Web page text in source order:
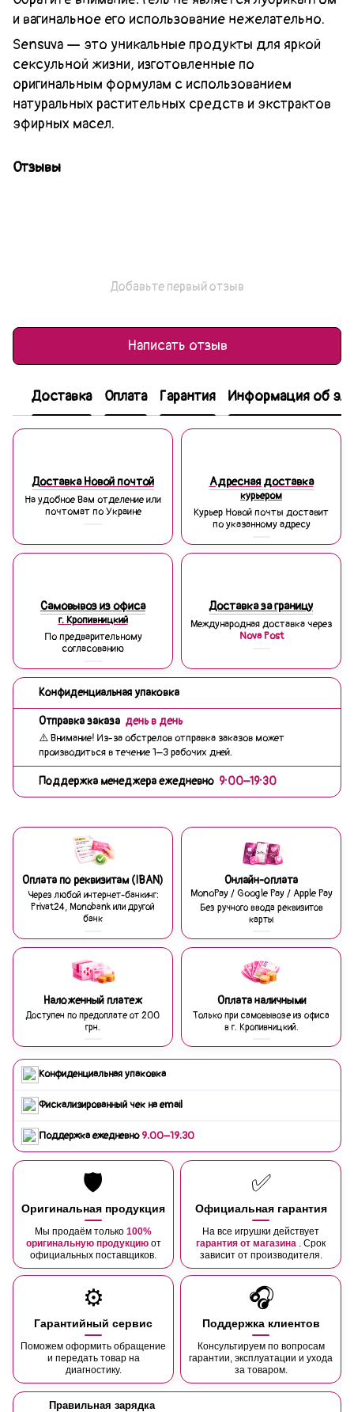
и вагинальное его использование нежелательно.
Sensuva — это уникальные продукты для яркой
сексульной жизни, изготовленные по
оригинальным формулам с использованием
натуральных растительных средств и экстрактов
эфирных масел.
Отзывы
Добавьте первый отзыв
Написать отзыв
Доставка Оплата Гарантия Информация об
Доставка Новой почтой
На удобное Вам отделение или
почтомат по Украине
Адресная доставка
курьером
Курьер Новой почты доставит
по указанному адресу
Самовывоз из офиса
г. Кропивницкий
По предварительному
согласованию
Доставка за границу
Международная доставка через
Nova Post
Конфиденциальная упаковка
Отправка заказа день в день
⚠️ Внимание! Из-за обстрелов отправка заказов может
производиться в течение 1–3 рабочих дней.
Поддержка менеджера ежедневно 9:00–19:30
Оплата по реквизитам (IBAN)
Через любой интернет-банкинг:
Privat24, Monobank или другой
банк
Онлайн-оплата
MonoPay / Google Pay / Apple Pay
Без ручного ввода реквизитов
карты
Наложенный платеж
Доступен по предоплате от 200
грн.
Оплата наличными
Только при самовывозе из офиса
в г. Кропивницкий.
Конфиденциальная упаковка
Фискализированный чек на email
Поддержка ежедневно9:00–19:30
🛡️
Оригинальная продукция
Мы продаём только 100%
оригинальную продукцию от
официальных поставщиков.
✅
Официальная гарантия
На все игрушки действует
гарантия от магазина
. Срок
зависит от производителя.
⚙️
Гарантийный сервис
Поможем оформить обращение
и передать товар на
диагностику.
🎧
Поддержка клиентов
Консультируем по вопросам
гарантии, эксплуатации и ухода
за товаром.
Правильная зарядка